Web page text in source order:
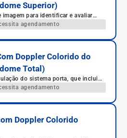
Superior)
imagem para identificar e avaliar
no abdome superior.
agendamento
Doppler Colorido do
Total)
do sistema porta, que inclui
o estômago, intestino, baço,
agendamento
Doppler Colorido